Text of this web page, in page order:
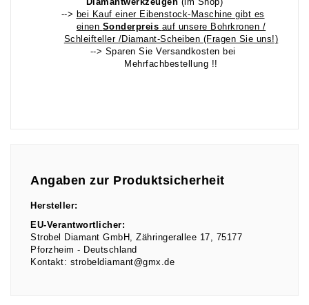
Diamantwerkzeugen (im Shop)
--> bei Kauf einer Eibenstock-Maschine gibt es
einen Sonderpreis auf unsere Bohrkronen /
Schleifteller /Diamant-Scheiben (Fragen Sie uns!)
--> Sparen Sie Versandkosten bei
Mehrfachbestellung !!
Angaben zur Produktsicherheit
Hersteller:
EU-Verantwortlicher:
Strobel Diamant GmbH
Zähringerallee 17
75177
Pforzheim
Deutschland
Kontakt: strobeldiamant@gmx.de